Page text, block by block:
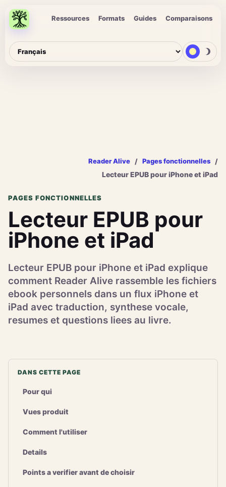
Ressources Formats Guides Comparaisons
Reader Alive / Pages fonctionnelles
/
Lecteur EPUB pour iPhone et iPad
PAGES FONCTIONNELLES
Lecteur EPUB pour
iPhone et iPad
Lecteur EPUB pour iPhone et iPad explique
comment Reader Alive rassemble les fichiers
ebook personnels dans un flux iPhone et
iPad avec traduction, synthese vocale,
resumes et questions liees au livre.
DANS CETTE PAGE
Pour qui
Vues produit
Comment l'utiliser
Details
Points a verifier avant de choisir